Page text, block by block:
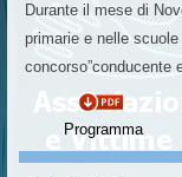
Durante il mese di
primarie e nelle
concorso”conducente
Programma